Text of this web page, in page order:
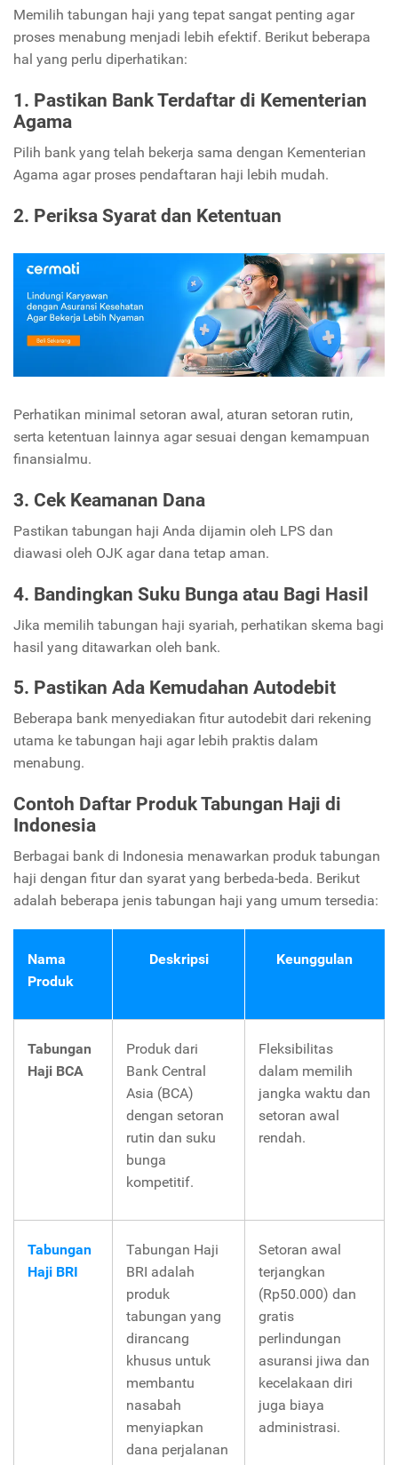
Memilih tabungan haji yang tepat sangat penting agar
proses menabung menjadi lebih efektif. Berikut beberapa
hal yang perlu diperhatikan:
1. Pastikan Bank Terdaftar di Kementerian
Agama
Pilih bank yang telah bekerja sama dengan Kementerian
Agama agar proses pendaftaran haji lebih mudah.
2. Periksa Syarat dan Ketentuan
Perhatikan minimal setoran awal, aturan setoran rutin,
serta ketentuan lainnya agar sesuai dengan kemampuan
finansialmu.
3. Cek Keamanan Dana
Pastikan tabungan haji Anda dijamin oleh LPS dan
diawasi oleh OJK agar dana tetap aman.
4. Bandingkan Suku Bunga atau Bagi Hasil
Jika memilih tabungan haji syariah, perhatikan skema bagi
hasil yang ditawarkan oleh bank.
5. Pastikan Ada Kemudahan Autodebit
Beberapa bank menyediakan fitur autodebit dari rekening
utama ke tabungan haji agar lebih praktis dalam
menabung.
Contoh Daftar Produk Tabungan Haji di
Indonesia
Berbagai bank di Indonesia menawarkan produk tabungan
haji dengan fitur dan syarat yang berbeda-beda. Berikut
adalah beberapa jenis tabungan haji yang umum tersedia:
Nama
Produk
Deskripsi Keunggulan
Tabungan
Haji BCA
Produk dari
Bank Central
Asia (BCA)
dengan setoran
rutin dan suku
bunga
kompetitif.
Fleksibilitas
dalam memilih
jangka waktu dan
setoran awal
rendah.
Tabungan
Haji BRI
Tabungan Haji
BRI adalah
produk
tabungan yang
dirancang
khusus untuk
membantu
nasabah
menyiapkan
dana perjalanan
Setoran awal
terjangkan
(Rp50.000) dan
gratis
perlindungan
asuransi jiwa dan
kecelakaan diri
juga biaya
administrasi.